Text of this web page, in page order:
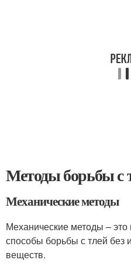
Методы борьбы с
Механические методы
Механические методы –
способы борьбы с тлей без
веществ.